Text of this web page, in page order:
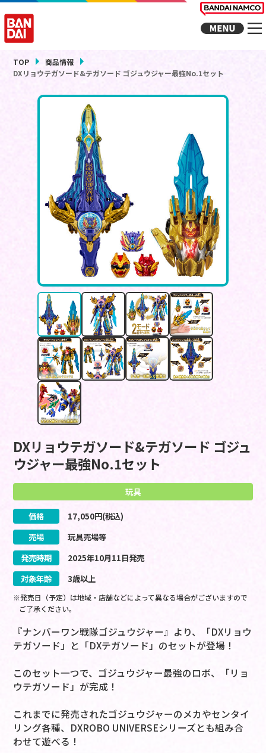
TOP
商品情報
DXリョウテガソード&テガソード ゴジュウジャー最強No.1セット
DXリョウテガソード&テガソード ゴジュ
ウジャー最強No.1セット
玩具
価格 17,050円(税込)
売場
玩具売場等
発売時期
2025年10月11日発売
対象年齢
3歳以上
※発売日（予定）は地域・店舗などによって異なる場合がございますので
ご了承ください。
『ナンバーワン戦隊ゴジュウジャー』より、「DXリョウ
テガソード」と「DXテガソード」のセットが登場！
このセット一つで、ゴジュウジャー最強のロボ、「リョ
ウテガソード」が完成！
これまでに発売されたゴジュウジャーのメカやセンタイ
リング各種、DXROBO UNIVERSEシリーズとも組み合
わせて遊べる！